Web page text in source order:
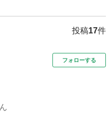
投稿17件
フォローする